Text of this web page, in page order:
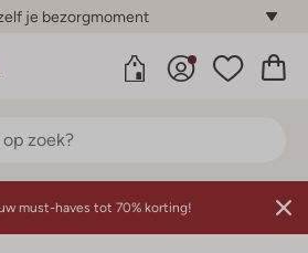
standaard verzending*
must-haves tot 70% korting!